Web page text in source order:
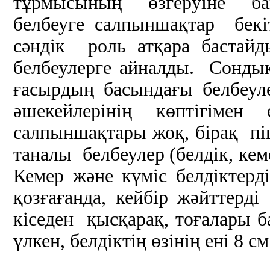
белбеуге салпыншақтар
сәндік роль атқара
белбеулерге айналды.
ғасырдың басындағы
әшекейлерінің
салпыншақтары жоқ, бірақ
таналы белбеулер (белдік,
Кемер және күміс
қозғағанда, кейбір
кіседен қысқарақ, тоғалары
үлкен, белдіктің өзінің ені 8